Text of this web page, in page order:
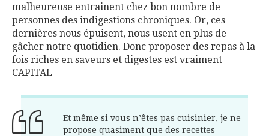
malheureuse entrainent chez bon nombre de
personnes des indigestions chroniques. Or, ces
dernières nous épuisent, nous usent en plus de
gâcher notre quotidien. Donc proposer des repas à la
fois riches en saveurs et digestes est vraiment
CAPITAL
Et même si vous n’êtes pas cuisinier, je ne
propose quasiment que des recettes